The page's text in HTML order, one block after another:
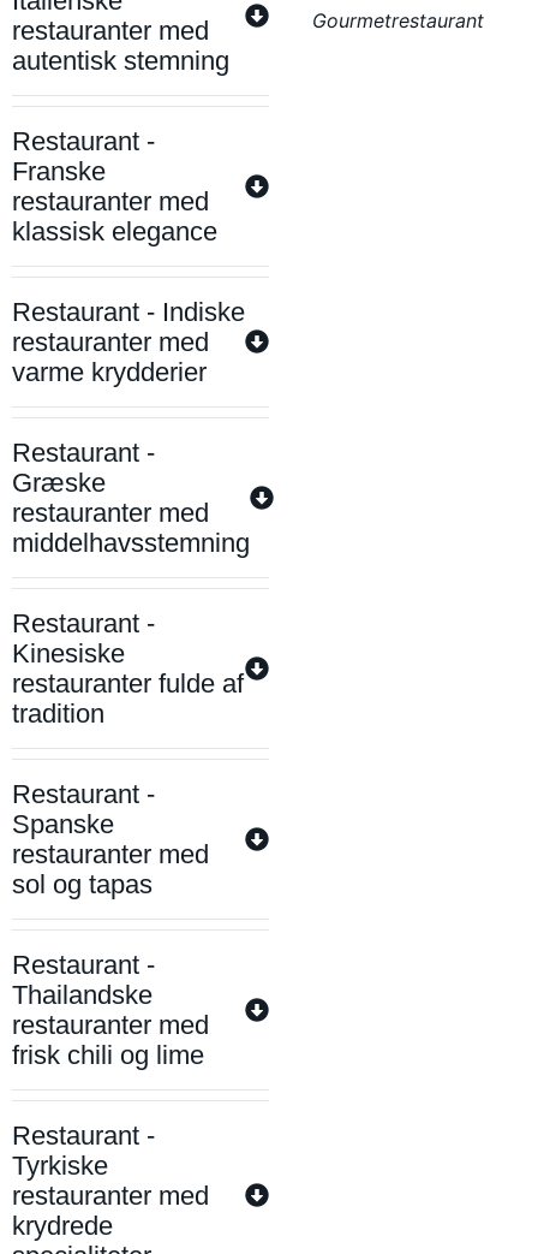
restauranter med
autentisk stemning
Restaurant -
Franske
restauranter med
klassisk elegance
Restaurant - Indiske
restauranter med
varme krydderier
Restaurant -
Græske
restauranter med
middelhavsstemning
Restaurant -
Kinesiske
restauranter fulde af
tradition
Restaurant -
Spanske
restauranter med
sol og tapas
Restaurant -
Thailandske
restauranter med
frisk chili og lime
Restaurant -
Tyrkiske
restauranter med
krydrede
Gourmetrestaurant